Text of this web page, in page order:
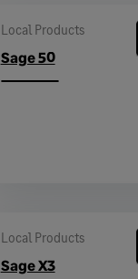
Local Products
Sage 50
Local Products
Sage X3